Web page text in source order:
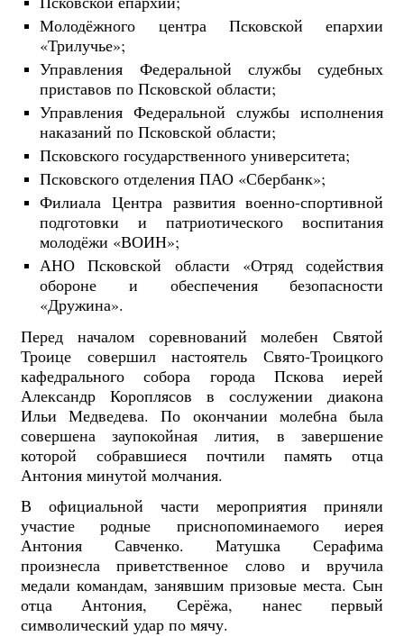
Молодёжного центра Псковской епархии
«Трилучье»;
Управления Федеральной службы судебных
приставов по Псковской области;
Управления Федеральной службы исполнения
наказаний по Псковской области;
Псковского государственного университета;
Псковского отделения ПАО «Сбербанк»;
Филиала Центра развития военно-спортивной
подготовки и патриотического воспитания
молодёжи «ВОИН»;
АНО Псковской области «Отряд содействия
обороне и обеспечения безопасности
«Дружина».
Перед началом соревнований молебен Святой
Троице совершил настоятель Свято-Троицкого
кафедрального собора города Пскова иерей
Александр Короплясов в сослужении диакона
Ильи Медведева. По окончании молебна была
совершена заупокойная лития, в завершение
которой собравшиеся почтили память отца
Антония минутой молчания.
В официальной части мероприятия приняли
участие родные приснопоминаемого иерея
Антония Савченко. Матушка Серафима
произнесла приветственное слово и вручила
медали командам, занявшим призовые места. Сын
отца Антония, Серёжа, нанес первый
символический удар по мячу.